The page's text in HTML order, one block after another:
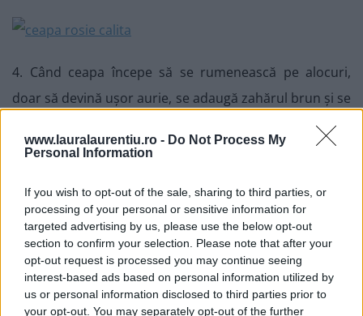
www.lauralaurentiu.ro - Do Not Process My
Personal Information
If you wish to opt-out of the sale, sharing to third parties, or
processing of your personal or sensitive information for
targeted advertising by us, please use the below opt-out
section to confirm your selection. Please note that after your
opt-out request is processed you may continue seeing
interest-based ads based on personal information utilized by
us or personal information disclosed to third parties prior to
your opt-out. You may separately opt-out of the further
4. Când ceapa începe să se rumenească pe alocuri,
doar să devină ușor aurie, se adaugă zahărul brun și se
amestecă repede. Dacă se poate înlocui zahărul?
Probabil, dar zahărul este unul dintre ingredientele
aceeași textură și nici același gust. Se amestecă în
continuu timp de un minut.